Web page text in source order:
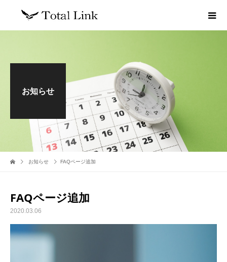
お知らせ
お知らせ FAQページ追加
FAQページ追加
2020.03.06